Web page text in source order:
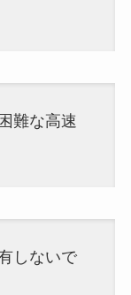
難な高速
しないで